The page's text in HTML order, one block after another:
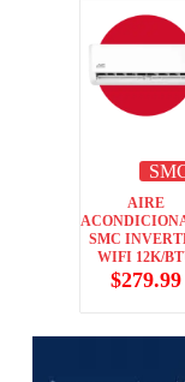
AIRE
SMC
WIFI 12K/
$279.99